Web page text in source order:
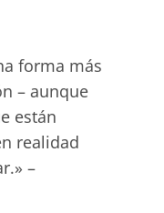
forma más
– aunque
están
realidad
–